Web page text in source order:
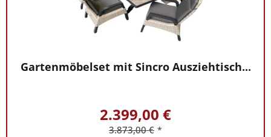
Gartenmöbelset mit Sincro Ausziehtisch...
2.399,00 €
3.873,00 € *